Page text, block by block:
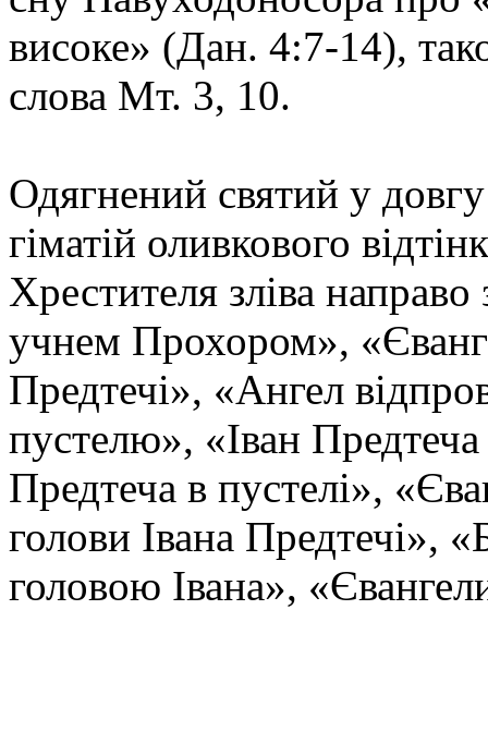
високе» (Дан. 4:7-14),
слова Мт. 3, 10.
Одягнений святий у
гіматій оливкового
Хрестителя зліва
учнем Прохором»,
Предтечі», «Ангел
пустелю», «Іван
Предтеча в пустелі»,
голови Івана Предтечі»,
головою Івана»,